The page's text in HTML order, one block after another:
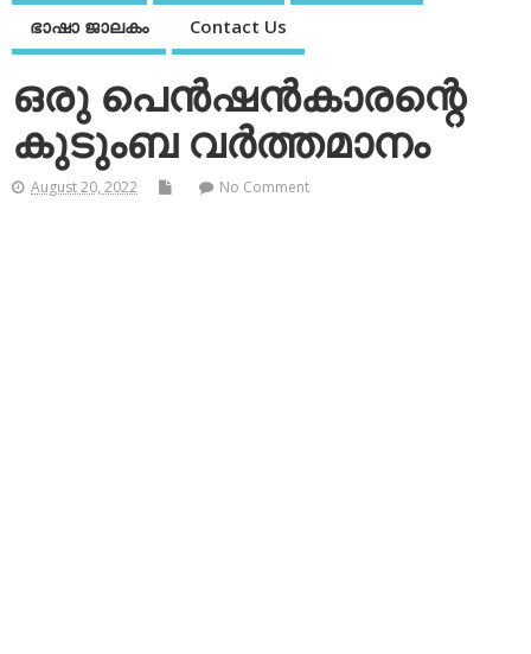
ഭാഷാ ജാലകം Contact Us
ഒരു പെന്‍ഷന്‍കാരന്റെ
കുടുംബ വര്‍ത്തമാനം
August 20, 2022 No Comment